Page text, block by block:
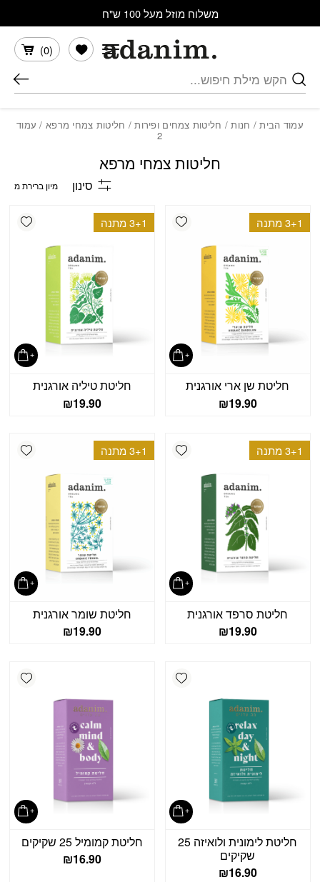
משלוח מוזל מעל 100 ש"ח
חיפוש
(
0
)
הרשימה שלי
עמוד הבית/ חנות/ חליטות צמחים ופירות/ חליטות צמחי מרפא / עמוד
2
חליטות צמחי מרפא
סינון
Add wishlist 3+1 מתנה
חליטת שן ארי אורגנית
₪19.90
3+1 מתנה
חליטת טיליה אורגנית
₪19.90
Add wishlist 3+1 מתנה
חליטת סרפד אורגנית
₪19.90
3+1 מתנה
חליטת שומר אורגנית
₪19.90
Add wishlist
חליטת לימונית ולואיזה 25
שקיקים
₪16.90
חליטת קמומיל 25 שקיקים
₪16.90